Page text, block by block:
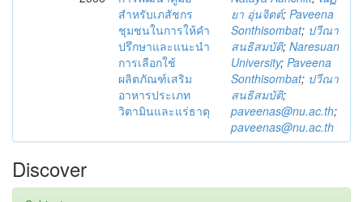
สำหรับเภสัชกร
ชุมชนในการให้คำ
ปรึกษาและแนะนำ
การเลือกใช้
ผลิตภัณฑ์เสริม
อาหารประเภท
วิตามินและแร่ธาตุ
ยา อุ่นจิตต์; Paveena
Sonthisombat; ปวีณา
สนธิสมบัติ; Naresuan
University; Paveena
Sonthisombat; ปวีณา
สนธิสมบัติ;
paveenas@nu.ac.th;
paveenas@nu.ac.th
Discover